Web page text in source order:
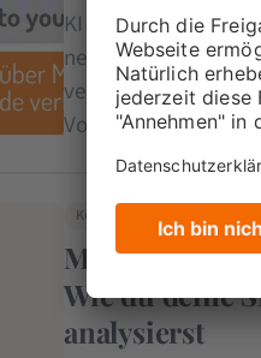
KI verändert die
neue
verschaffst du dir
Vortrag „Talk to
Künstliche Intelligenz
Model
Wie du deine
analysierst